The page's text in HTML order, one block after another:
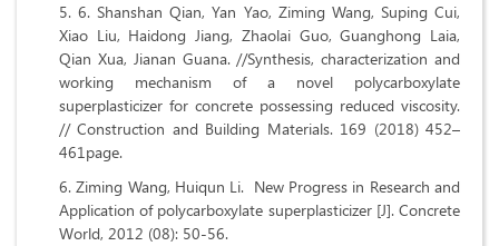
6. Shanshan Qian, Yan Yao, Ziming Wang, Suping Cui,
Xiao Liu, Haidong Jiang, Zhaolai Guo, Guanghong Laia,
Qian Xua, Jianan Guana. //Synthesis, characterization and
working mechanism of a novel polycarboxylate
superplasticizer for concrete possessing reduced viscosity.
// Construction and Building Materials. 169 (2018) 452–
461page.
Ziming Wang, Huiqun Li. New Progress in Research and
Application of polycarboxylate superplasticizer [J]. Concrete
World, 2012 (08): 50-56.